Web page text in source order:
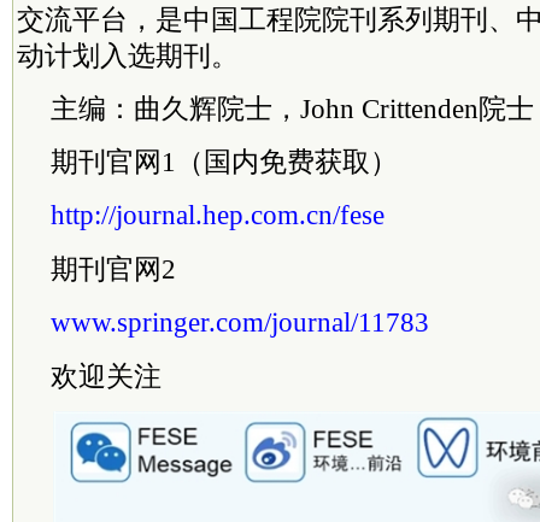
交流平台，是中国工程院院刊系列期刊、
动计划入选期刊。
主编：曲久辉院士 ，John Crittenden院士
期刊官网1（国内免费获取）
http://journal.hep.com.cn/fese
期刊官网2
www.springer.com/journal/11783
欢迎关注